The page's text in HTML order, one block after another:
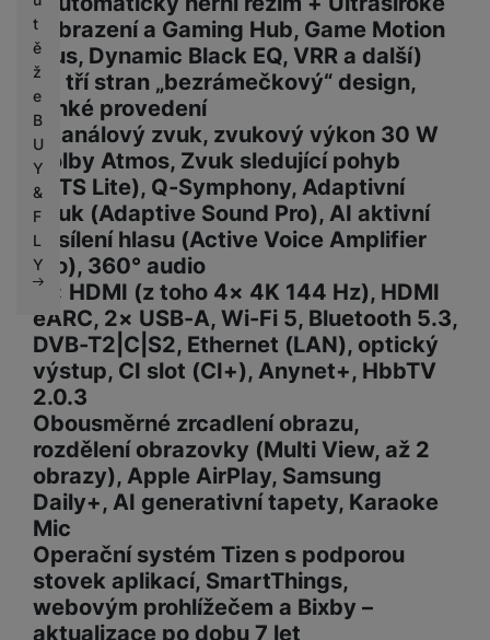
t
ě
ž
e
B
U
Y
&
F
L
Y
zobrazení a Gaming Hub, Game Motion
Plus, Dynamic Black EQ, VRR a další)
Ze tří stran „bezrámečkový“ design,
tenké provedení
4kanálový zvuk, zvukový výkon 30 W
Dolby Atmos, Zvuk sledující pohyb
(OTS Lite), Q-Symphony, Adaptivní
zvuk (Adaptive Sound Pro), AI aktivní
zesílení hlasu (Active Voice Amplifier
Pro), 360° audio
4× HDMI (z toho 4× 4K 144 Hz), HDMI
eARC, 2× USB-A, Wi-Fi 5, Bluetooth 5.3,
DVB-T2|C|S2, Ethernet (LAN), optický
výstup, CI slot (CI+), Anynet+, HbbTV
2.0.3
Obousměrné zrcadlení obrazu,
rozdělení obrazovky (Multi View, až 2
obrazy), Apple AirPlay, Samsung
Daily+, AI generativní tapety, Karaoke
Mic
Operační systém Tizen s podporou
stovek aplikací, SmartThings,
webovým prohlížečem a Bixby –
aktualizace po dobu 7 let